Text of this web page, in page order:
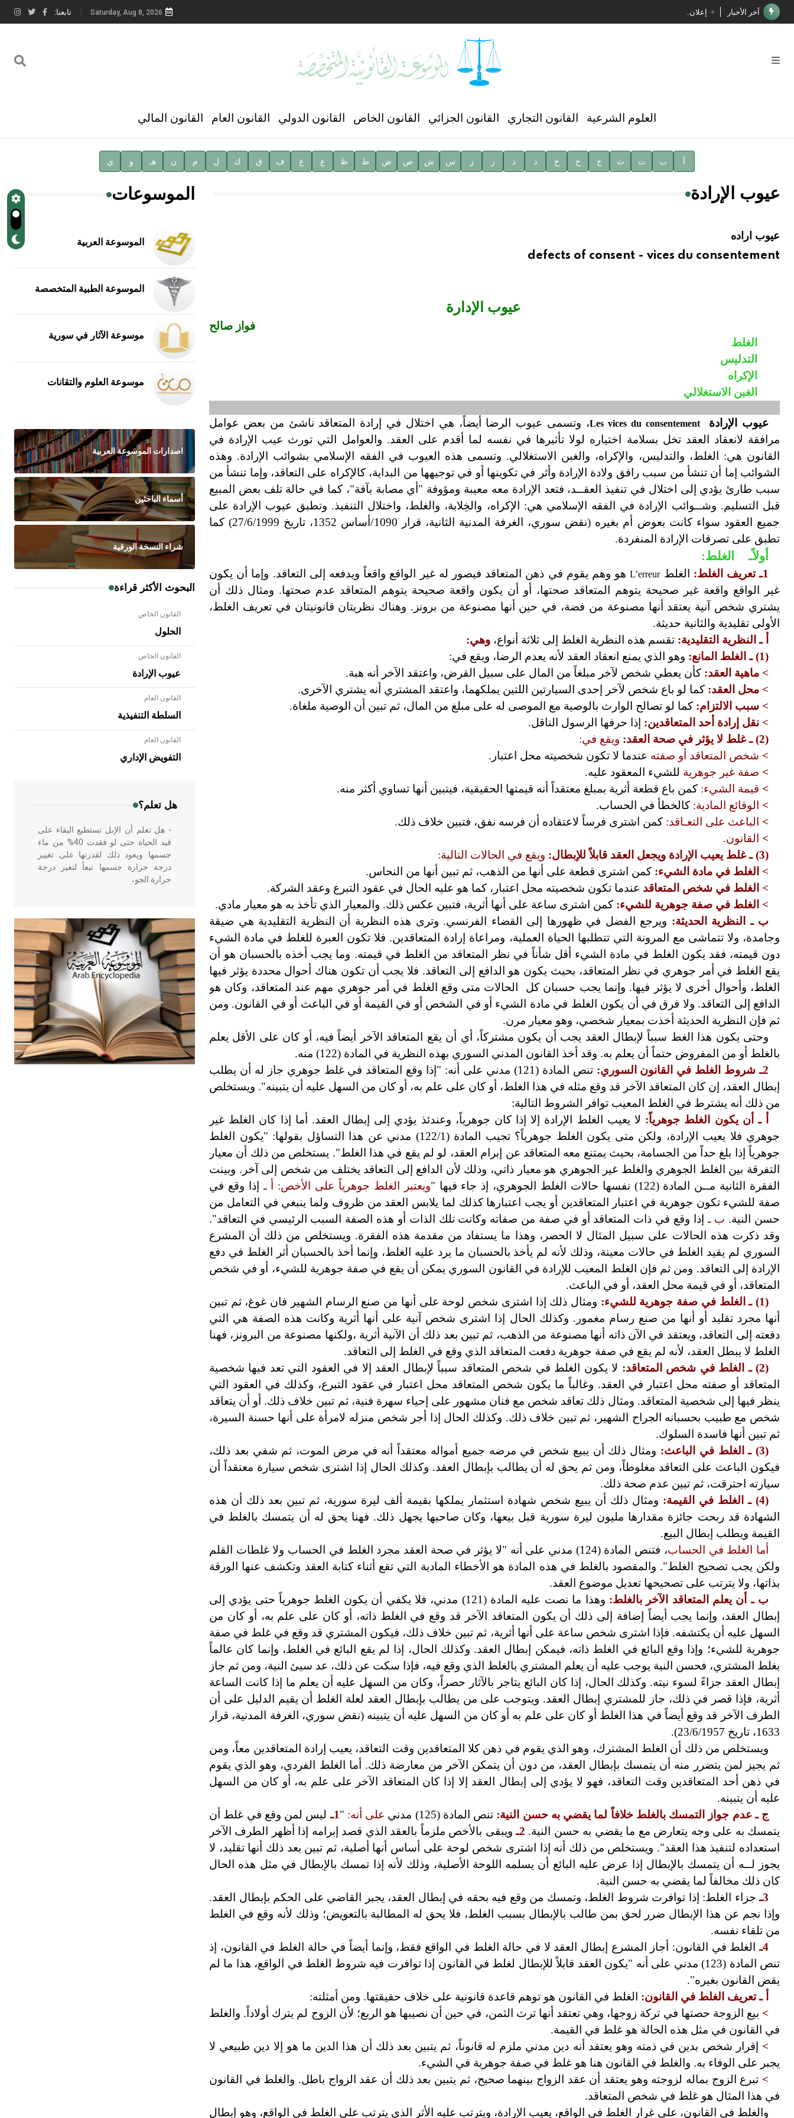
آخر الأخبار إعلان..
فوز الأستاذ الدكتور محمود السيد بجائزة مجمع الملك سليمان العالمي للغة العربية
الأستاذ إياد خالد الطباع مدير عام لهيئة الموسوعة العربية
Saturday, Aug 8, 2026 تابعنا:
العلوم الشرعية القانون التجاري القانون الجزائي القانون الخاص القانون الدولي القانون العام القانون المالي
أ ب ت ث ج ح خ د ذ ر ز س ش ص ض ط ظ ع غ ف ق ك ل م ن هـ و ي
عيوب الإرادة
عيوب اراده
defects of consent - vices du consentement
عيوب الإدارة
فواز صالح
الغلط
التدليس
الإكراه
الغبن الاستغلالي
عيوب الإرادة Les vices du consentement، وتسمى عيوب الرضا أيضاً، هي اختلال في إرادة المتعاقد ناشئ من بعض عوامل
مرافقة لانعقاد العقد تخل بسلامة اختياره لولا تأثيرها في نفسه لما أقدم على العقد. والعوامل التي تورث عيب الإرادة في
القانون هي: الغلط، والتدليس، والإكراه، والغبن الاستغلالي. وتسمى هذه العيوب في الفقه الإسلامي بشوائب الإرادة. وهذه
الشوائب إما أن تنشأ من سبب رافق ولادة الإرادة وأثر في تكوينها أو في توجيهها من البداية، كالإكراه على التعاقد، وإما تنشأ من
سبب طارئ يؤدي إلى اختلال في تنفيذ العقــد، فتعد الإرادة معه معيبة ومؤوفة "أي مصابة بآفة"، كما في حالة تلف بعض المبيع
قبل التسليم. وشــوائب الإرادة في الفقه الإسلامي هي: الإكراه، والخِلابة، والغلط، واختلال التنفيذ. وتطبق عيوب الإرادة على
جميع العقود سواء كانت بعوض أم بغيره (نقض سوري، الغرفة المدنية الثانية، قرار 1090/أساس 1352، تاريخ 27/6/1999) كما
تطبق على تصرفات الإرادة المنفردة.
أولاًـ الغلط:
1ـ تعريف الغلط: الغلطL’erreurهو وهم يقوم في ذهن المتعاقد فيصور له غير الواقع واقعاً ويدفعه إلى التعاقد. وإما أن يكون
غير الواقع واقعة غير صحيحة يتوهم المتعاقد صحتها، أو أن يكون واقعة صحيحة يتوهم المتعاقد عدم صحتها. ومثال ذلك أن
يشتري شخص آنية يعتقد أنها مصنوعة من فضة، في حين أنها مصنوعة من برونز. وهناك نظريتان قانونيتان في تعريف الغلط،
الأولى تقليدية والثانية حديثة.
ـ النظرية التقليدية: تقسم هذه النظرية الغلط إلى ثلاثة أنواع، وهي:
(1)
ـ الغلط المانع: وهو الذي يمنع انعقاد العقد لأنه يعدم الرضا، ويقع في:
> ماهية العقد: كأن يعطي شخص لآخر مبلغاً من المال على سبيل القرض، واعتقد الآخر أنه هبة.
> محل العقد: كما لو باع شخص لآخر إحدى السيارتين اللتين يملكهما، واعتقد المشتري أنه يشتري الآخرى.
> سبب الالتزام: كما لو تصالح الوارث بالوصية مع الموصى له على مبلغ من المال، ثم تبين أن الوصية ملغاة.
> نقل إرادة أحد المتعاقدين: إذا حرفها الرسول الناقل.
(2)
ـ غلط لا يؤثر في صحة العقد: ويقع في:
> شخص المتعاقد أو صفته عندما لا تكون شخصيته محل اعتبار.
> صفة غير جوهرية للشيء المعقود عليه.
> قيمة الشيء: كمن باع قطعة أثرية بمبلغ معتقداً أنه قيمتها الحقيقية، فيتبين أنها تساوي أكثر منه.
>
الوقائع المادية: كالخطأ في الحساب.
> الباعث على التعـاقد: كمن اشترى فرساً لاعتقاده أن فرسه نفق، فتبين خلاف ذلك.
> القانون.
(3)
ـ غلط يعيب الإرادة ويجعل العقد قابلاً للإبطال: ويقع في الحالات التالية:
> الغلط في مادة الشيء: كمن اشترى قطعة على أنها من الذهب، ثم تبين أنها من النحاس.
> الغلط في شخص المتعاقد عندما تكون شخصيته محل اعتبار، كما هو عليه الحال في عقود التبرع وعقد الشركة.
> الغلط في صفة جوهرية للشيء: كمن اشترى ساعة على أنها أثرية، فتبين عكس ذلك. والمعيار الذي تأخذ به هو معيار مادي.
ب ـ النظرية الحديثة: ويرجع الفضل في ظهورها إلى القضاء الفرنسي. وترى هذه النظرية أن النظرية التقليدية هي ضيقة
وجامدة، ولا تتماشى مع المرونة التي تتطلبها الحياة العملية، ومراعاة إرادة المتعاقدين. فلا تكون العبرة للغلط في مادة الشيء
دون قيمته، فقد يكون الغلط في مادة الشيء أقل شأناً في نظر المتعاقد من الغلط في قيمته. وما يجب أخذه بالحسبان هو أن
يقع الغلط في أمر جوهري في نظر المتعاقد، بحيث يكون هو الدافع إلى التعاقد. فلا يجب أن تكون هناك أحوال محددة يؤثر فيها
الغلط، وأحوال أخرى لا يؤثر فيها. وإنما يجب حسبان كل الحالات متى وقع الغلط في أمر جوهري مهم عند المتعاقد، وكان هو
الدافع إلى التعاقد. ولا فرق في أن يكون الغلط في مادة الشيء أو في الشخص أو في القيمة أو في الباعث أو في القانون. ومن
ثم فإن النظرية الحديثة أخذت بمعيار شخصي، وهو معيار مرن.
وحتى يكون هذا الغط سبباً لإبطال العقد يجب أن يكون مشتركاً، أي أن يقع المتعاقد الآخر أيضاً فيه، أو كان على الأقل يعلم
بالغلط أو من المفروض حتماً أن يعلم به. وقد أخذ القانون المدني السوري بهذه النظرية في المادة (122) منه.
2ـ شروط الغلط في القانون السوري:
تنص المادة (121) مدني على أنه: "إذا وقع المتعاقد في غلط جوهري جاز له أن يطلب
إبطال العقد، إن كان المتعاقد الآخر قد وقع مثله في هذا الغلط، أو كان على علم به، أو كان من السهل عليه أن يتبينه". ويستخلص
من ذلك أنه يشترط في الغلط المعيب توافر الشروط التالية:
ـ أن يكون الغلط جوهرياً: لا يعيب الغلط الإرادة إلا إذا كان جوهرياً، وعندئذ يؤدي إلى إبطال العقد. أما إذا كان الغلط غير
جوهري فلا يعيب الإرادة، ولكن متى يكون الغلط جوهرياً؟ تجيب المادة (122/1) مدني عن هذا التساؤل بقولها: "يكون الغلط
جوهرياً إذا بلغ حداً من الجسامة، بحيث يمتنع معه المتعاقد عن إبرام العقد، لو لم يقع في هذا الغلط". يستخلص من ذلك أن معيار
التفرقة بين الغلط الجوهري والغلط غير الجوهري هو معيار ذاتي، وذلك لأن الدافع إلى التعاقد يختلف من شخص إلى آخر. وبينت
الفقرة الثانية مــن المادة (122) نفسها حالات الغلط الجوهري، إذ جاء فيها "
ويعتبر الغلط جوهرياً على الأخص: ـإذا وقع في
صفة للشيء تكون جوهرية في اعتبار المتعاقدين أو يجب اعتبارها كذلك لما يلابس العقد من ظروف ولما ينبغي في التعامل من
حسن النية. ب ـإذا وقع في ذات المتعاقد أو في صفة من صفاته وكانت تلك الذات أو هذه الصفة السبب الرئيسي في التعاقد".
وقد ذكرت هذه الحالات على سبيل المثال لا الحصر، وهذا ما يستفاد من مقدمة هذه الفقرة. ويستخلص من ذلك أن المشرع
السوري لم يقيد الغلط في حالات معينة، وذلك لأنه لم يأخذ بالحسبان ما يرد عليه الغلط، وإنما أخذ بالحسبان أثر الغلط في دفع
الإرادة إلى التعاقد. ومن ثم فإن الغلط المعيب للإرادة في القانون السوري يمكن أن يقع في صفة جوهرية للشيء، أو في شخص
المتعاقد، أو في قيمة محل العقد، أو في الباعث.
(1)
ـ الغلط في صفة جوهرية للشيء: ومثال ذلك إذا اشترى شخص لوحة على أنها من صنع الرسام الشهير فان غوغ، ثم تبين
أنها مجرد تقليد أو أنها من صنع رسام مغمور. وكذلك الحال إذا اشترى شخص آنية على أنها أثرية وكانت هذه الصفة هي التي
دفعته إلى التعاقد، ويعتقد في الآن ذاته أنها مصنوعة من الذهب، ثم تبين بعد ذلك أن الآنية أثرية ،ولكنها مصنوعة من البرونز، فهنا
الغلط لا يبطل العقد، لأنه لم يقع في صفة جوهرية دفعت المتعاقد الذي وقع في الغلط إلى التعاقد.
(2)
ـ الغلط في شخص المتعاقد: لا يكون الغلط في شخص المتعاقد سبباً لإبطال العقد إلا في العقود التي تعد فيها شخصية
المتعاقد أو صفته محل اعتبار في العقد. وغالباً ما يكون شخص المتعاقد محل اعتبار في عقود التبرع، وكذلك في العقود التي
ينظر فيها إلى شخصية المتعاقد. ومثال ذلك تعاقد شخص مع فنان مشهور على إحياء سهرة فنية، ثم تبين خلاف ذلك. أو أن يتعاقد
شخص مع طبيب بحسبانه الجراح الشهير، ثم تبين خلاف ذلك. وكذلك الحال إذا أجر شخص منزله لامرأة على أنها حسنة السيرة،
ثم تبين أنها فاسدة السلوك.
(3)
ـ الغلط في الباعث: ومثال ذلك أن يبيع شخص في مرضه جميع أمواله معتقداً أنه في مرض الموت، ثم شفي بعد ذلك،
فيكون الباعث على التعاقد مغلوطاً، ومن ثم يحق له أن يطالب بإبطال العقد. وكذلك الحال إذا اشترى شخص سيارة معتقداً أن
سيارته احترقت، ثم تبين عدم صحة ذلك.
(4)
ـ الغلط في القيمة: ومثال ذلك أن يبيع شخص شهادة استثمار يملكها بقيمة ألف ليرة سورية، ثم تبين بعد ذلك أن هذه
الشهادة قد ربحت جائزة مقدارها مليون ليرة سورية قبل بيعها، وكان صاحبها يجهل ذلك. فهنا يحق له أن يتمسك بالغلط في
القيمة ويطلب إبطال البيع.
أما الغلط في الحساب
، فتنص المادة (124) مدني على أنه "لا يؤثر في صحة العقد مجرد الغلط في الحساب ولا غلطات القلم
ولكن يجب تصحيح الغلط". والمقصود بالغلط في هذه المادة هو الأخطاء المادية التي تقع أثناء كتابة العقد وتكشف عنها الورقة
بذاتها، ولا يترتب على تصحيحها تعديل موضوع العقد.
ب ـ أن يعلم المتعاقد الآخر بالغلط:
وهذا ما نصت عليه المادة (121) مدني، فلا يكفي أن يكون الغلط جوهرياً حتى يؤدي إلى
إبطال العقد، وإنما يجب أيضاً إضافة إلى ذلك أن يكون المتعاقد الآخر قد وقع في الغلط ذاته، أو كان على علم به، أو كان من
السهل عليه أن يكتشفه. فإذا اشترى شخص ساعة على أنها أثرية، ثم تبين خلاف ذلك، فيكون المشتري قد وقع في غلط في صفة
جوهرية للشيء؛ وإذا وقع البائع في الغلط ذاته، فيمكن إبطال العقد. وكذلك الحال، إذا لم يقع البائع في الغلط، وإنما كان عالماً
بغلط المشتري، فحسن النية يوجب عليه أن يعلم المشتري بالغلط الذي وقع فيه، فإذا سكت عن ذلك، عد سيئ النية، ومن ثم جاز
إبطال العقد جزاءً لسوء نيته. وكذلك الحال، إذا كان البائع يتاجر بالآثار حصراً، وكان من السهل عليه أن يعلم ما إذا كانت الساعة
أثرية، فإذا قصر في ذلك، جاز للمشتري إبطال العقد. ويتوجب على من يطالب بإبطال العقد لعلة الغلط أن يقيم الدليل على أن
الطرف الآخر قد وقع أيضاً في هذا الغلط أو كان على علم به أو كان من السهل عليه أن يتبينه (نقض سوري، الغرفة المدنية، قرار
1633، تاريخ 23/6/1957).
ويستخلص من ذلك أن الغلط المشترك، وهو الذي يقوم في ذهن كلا المتعاقدين وقت التعاقد، يعيب إرادة المتعاقدين معاً، ومن
ثم يجيز لمن يتضرر منه أن يتمسك بإبطال العقد، من دون أن يتمكن الآخر من معارضة ذلك. أما الغلط الفردي، وهو الذي يقوم
في ذهن أحد المتعاقدين وقت التعاقد، فهو لا يؤدي إلى إبطال العقد إلا إذا كان المتعاقد الآخر على علم به، أو كان من السهل
عليه أن يتبينه.
ج ـ عدم جواز التمسك بالغلط خلافاً لما يقضي به حسن النية: تنص المادة (125) مدني على أنه: "1ـ ليس لمن وقع في غلط أن
يتمسك به على وجه يتعارض مع ما يقضي به حسن النية. 2ـ ويبقى بالأخص ملزماً بالعقد الذي قصد إبرامه إذا أظهر الطرف الآخر
استعداده لتنفيذ هذا العقد". ويستخلص من ذلك أنه إذا اشترى شخص لوحة على أساس أنها أصلية، ثم تبين بعد ذلك أنها تقليد، لا
يجوز لــه أن يتمسك بالإبطال إذا عرض عليه البائع أن يسلمه اللوحة الأصلية، وذلك لأنه إذا تمسك بالإبطال في مثل هذه الحال
كان ذلك مخالفاً لما يقضي به حسن النية.
3ـ جزاء الغلط: إذا توافرت شروط الغلط، وتمسك من وقع فيه بحقه في إبطال العقد، يجبر القاضي على الحكم بإبطال العقد.
وإذا نجم عن هذا الإبطال ضرر لحق بمن طالب بالإبطال بسبب الغلط، فلا يحق له المطالبة بالتعويض؛ وذلك لأنه وقع في الغلط
من تلقاء نفسه.
4ـ الغلط في القانون: أجاز المشرع إبطال العقد لا في حالة الغلط في الواقع فقط، وإنما أيضاً في حالة الغلط في القانون، إذ
تنص المادة (123) مدني على أنه "يكون العقد قابلاً للإبطال لغلط في القانون إذا توافرت فيه شروط الغلط في الواقع، هذا ما لم
يقض القانون بغيره".
ـ تعريف الغلط في القانون: الغلط في القانون هو توهم قاعدة قانونية على خلاف حقيقتها. ومن أمثلته:
> بيع الزوجة حصتها في تركة زوجها، وهي تعتقد أنها ترث الثمن، في حين أن نصيبها هو الربع؛ لأن الزوج لم يترك أولاداً. والغلط
في القانون في مثل هذه الحالة هو غلط في القيمة.
> إقرار شخص بدين في ذمته وهو يعتقد أنه دين مدني ملزم له قانوناً، ثم يتبين بعد ذلك أن هذا الدين ما هو إلا دين طبيعي لا
يجبر على الوفاء به. والغلط في القانون هنا هو غلط في صفة جوهرية في الشيء.
> تبرع الزوج بماله لزوجته وهو يعتقد أن عقد الزواج بينهما صحيح، ثم يتبين بعد ذلك أن عقد الزواج باطل. والغلط في القانون
في هذا المثال هو غلط في شخص المتعاقد.
والغلط في القانون، على غرار الغلط في الواقع، يعيب الإرادة، ويترتب عليه الأثر الذي يترتب على الغلط في الواقع، وهو إبطال
الموسوعات
الموسوعة العربية
الموسوعة الطبية المتخصصة
موسوعة الآثار في سورية
موسوعة العلوم والتقانات
اصدارات الموسوعة العربية
أسماء الباحثين
شراء النسخة الورقية
البحوث الأكثر قراءة
القانون الخاص
الحلول
القانون الخاص
عيوب الإرادة
القانون العام
السلطة التنفيذية
القانون العام
التفويض الإداري
هل تعلم؟
- هل تعلم أن الأبلق نوع من الفنون
الهندسية التي ارتبطت بالعمارة الإسلامية
في بلاد الشام ومصر خاصة، حيث يحرص
- هل تعلم أن الإبل تستطيع البقاء على
قيد الحياة حتى لو فقدت 40% من ماء
جسمها ويعود ذلك لقدرتها على تغيير
درجة حرارة جسمها تبعاً لتغير درجة
حرارة الجو،
- هل تعلم أن أبقراط كتب في الطب
أربعة مؤلفات هي: الحكم، الأدلة، تنظيم
التغذية، ورسالته في جروح الرأس.
ويعود له الفضل بأنه حرر الطب من
الدين والفلسفة.
- هل تعلم أن المرجان إفراز حيواني
يتكون في البحر ويتركب من مادة
كربونات الكلسيوم، وهو أحمر أو شديد
الحمرة وهو أجود أنواعه، ويمتاز بكبر
الحجم ويسمى الش